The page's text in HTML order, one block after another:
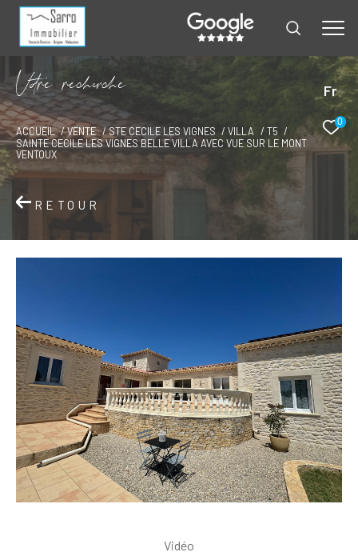
Fr
0
Vore recece
ACCUEIL VENTE STE CECILE LES VIGNES VILLA
T5
SAINTE CECILE LES VIGNES BELLE VILLA AVEC VUE SUR LE MONT
VENTOUX
RETOUR
Vidéo